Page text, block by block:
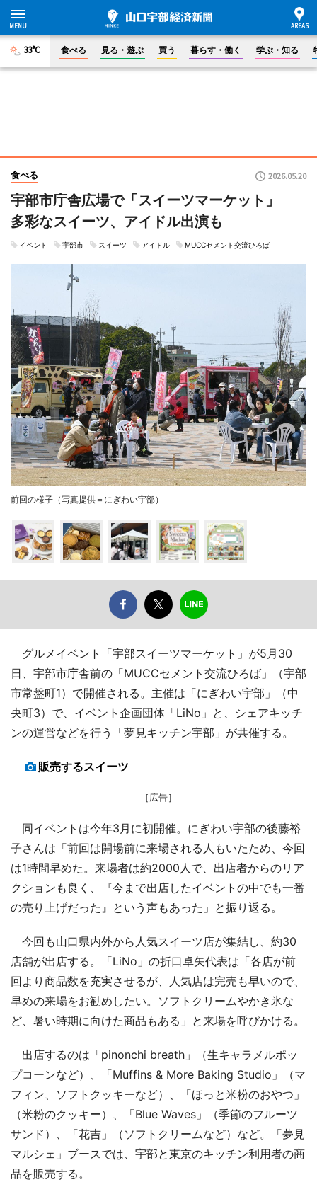
33°C 食べる 見る・遊ぶ 買う 暮らす・働く 学ぶ・知る
食べる 2026.05.20
宇部市庁舎広場で「スイーツマーケット」
多彩なスイーツ、アイドル出演も
イベント 宇部市 スイーツ アイドル MUCCセメント交流ひろば
前回の様子（写真提供＝にぎわい宇部）
グルメイベント「宇部スイーツマーケット」が5月30
日、宇部市庁舎前の「MUCCセメント交流ひろば」（宇部
市常盤町1）で開催される。主催は「にぎわい宇部」（中
央町3）で、イベント企画団体「LiNo」と、シェアキッチ
ンの運営などを行う「夢見キッチン宇部」が共催する。
販売するスイーツ
［広告］
同イベントは今年3月に初開催。にぎわい宇部の後藤裕
子さんは「前回は開場前に来場される人もいたため、今回
は1時間早めた。来場者は約2000人で、出店者からのリア
クションも良く、『今まで出店したイベントの中でも一番
の売り上げだった』という声もあった」と振り返る。
今回も山口県内外から人気スイーツ店が集結し、約30
店舗が出店する。「LiNo」の折口卓矢代表は「各店が前
回より商品数を充実させるが、人気店は完売も早いので、
早めの来場をお勧めしたい。ソフトクリームやかき氷な
ど、暑い時期に向けた商品もある」と来場を呼びかける。
出店するのは「pinonchi breath」（生キャラメルポッ
プコーンなど）、「Muffins & More Baking Studio」（マ
フィン、ソフトクッキーなど）、「ほっと米粉のおやつ」
（米粉のクッキー）、「Blue Waves」（季節のフルーツ
サンド）、「花吉」（ソフトクリームなど）など。「夢見
マルシェ」ブースでは、宇部と東京のキッチン利用者の商
品を販売する。